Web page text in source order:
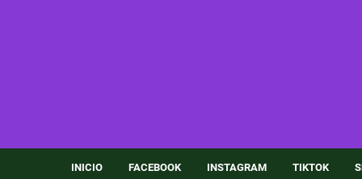
INICIO FACEBOOK INSTAGRAM TIKTOK